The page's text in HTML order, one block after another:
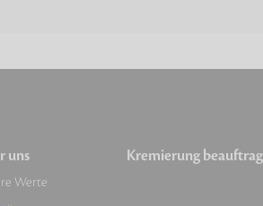
uns
Werte
Kremierung